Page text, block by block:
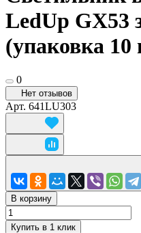
LedUp GX53
(упаковка 10
0
Нет отзывов
Арт. 641LU303
В корзину
Купить в 1 клик